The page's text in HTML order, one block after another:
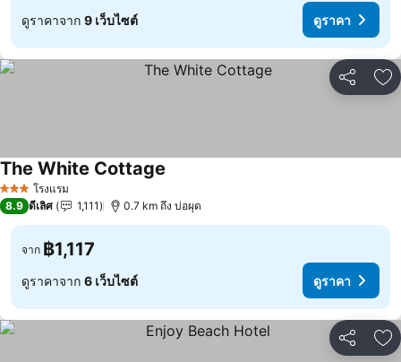
ดูราคาจาก 9 เว็บไซต์ ดูราคา
แชร์ เ
3 ดาว โรงแรม
The White Cottage
8.9 ดีเลิศ 1,111 0.7 km ถึง บ่อผุด
จาก ฿1,117
ดูราคาจาก 6 เว็บไซต์ ดูราคา
แชร์ เ